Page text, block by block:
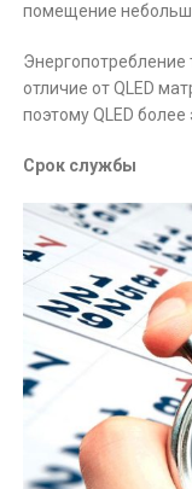
помещение
отличие от QLED
поэтому QLED более
Срок службы